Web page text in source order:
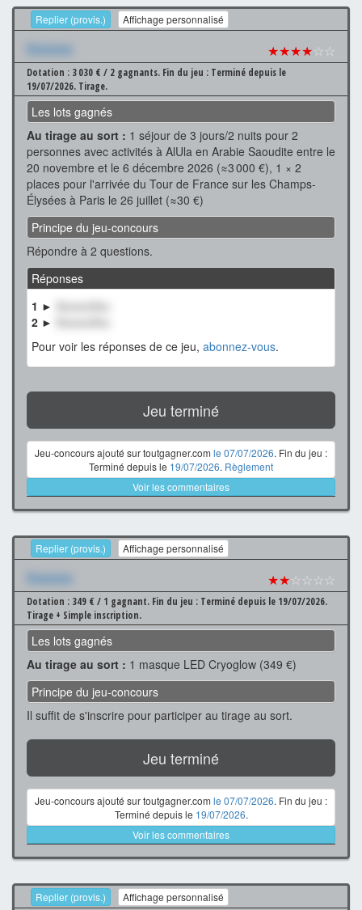
Replier (provis.) Affichage personnalisé
Xxxxxxx ★★★★☆☆
Dotation : 3 030 € / 2 gagnants. Fin du jeu : Terminé depuis le
19/07/2026. Tirage.
Les lots gagnés
Au tirage au sort : 1 séjour de 3 jours/2 nuits pour 2
personnes avec activités à AlUla en Arabie Saoudite entre le
20 novembre et le 6 décembre 2026 (≈3 000 €), 1 × 2
places pour l'arrivée du Tour de France sur les Champs-
Élysées à Paris le 26 juillet (≈30 €)
Principe du jeu-concours
Répondre à 2 questions.
Réponses
1 ►
XxxxxxXxx
2 ►
Pour voir les réponses de ce jeu, abonnez-vous.
Jeu terminé
Jeu-concours ajouté sur toutgagner.com le 07/07/2026. Fin du jeu :
Terminé depuis le 19/07/2026. Règlement
Voir les commentaires
Replier (provis.) Affichage personnalisé
Xxxxxxx ★★☆☆☆☆
Dotation : 349 € / 1 gagnant. Fin du jeu : Terminé depuis le 19/07/2026.
Tirage + Simple inscription.
Les lots gagnés
Au tirage au sort : 1 masque LED Cryoglow (349 €)
Principe du jeu-concours
Il suffit de s'inscrire pour participer au tirage au sort.
Jeu terminé
Jeu-concours ajouté sur toutgagner.com le 07/07/2026. Fin du jeu :
Terminé depuis le 19/07/2026.
Voir les commentaires
Replier (provis.) Affichage personnalisé